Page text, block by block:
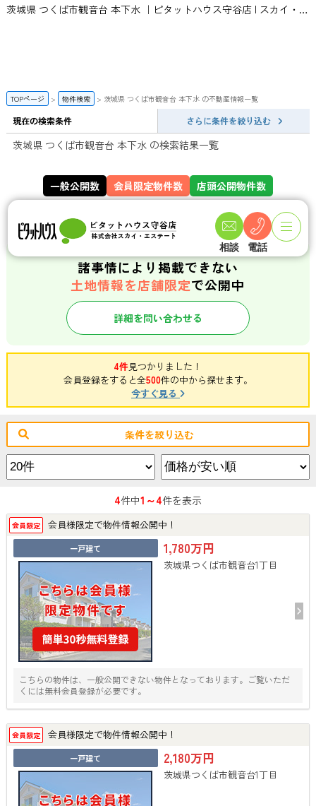
茨城県 つくば市観音台 本下水 ｜ピタットハウス守谷店 | スカイ・エステート
相談 電話
TOPページ 物件検索 茨城県 つくば市観音台 本下水 の不動産情報一覧
現在の検索条件 さらに条件を絞り込む
茨城県 つくば市観音台 本下水 の検索結果一覧
一般公開数
141 件
会員限定物件数
359件
店頭公開物件数
諸事情により掲載できない
土地情報を店舗限定で公開中
詳細を問い合わせる
4件見つかりました！
会員登録をすると全500件の中から探せます。
今すぐ見る
条件を絞り込む
4件中1～4件を表示
会員限定 会員様限定で物件情報公開中！
一戸建て 1,780万円
茨城県つくば市観音台1丁目
こちらの物件は、一般公開できない物件となっております。ご覧いただ
くには無料会員登録が必要です。
会員限定 会員様限定で物件情報公開中！
一戸建て 2,180万円
茨城県つくば市観音台1丁目